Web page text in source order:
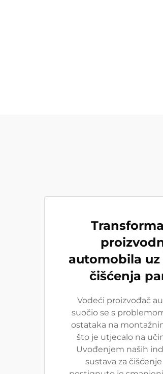
automobila
čišćenja
Vodeći proizvođač
suočio se s
ostataka na
što je utjecalo na
Uvođenjem naših
sustava za